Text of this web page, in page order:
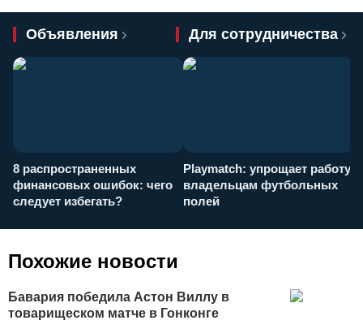
Объявления Для сотрудничества
8 распространенных
финансовых ошибок: чего
следует избегать?
Playmatch: упрощает работу
владельцам футбольных
полей
Похожие новости
Бавария победила Астон Виллу в
товарищеском матче в Гонконге